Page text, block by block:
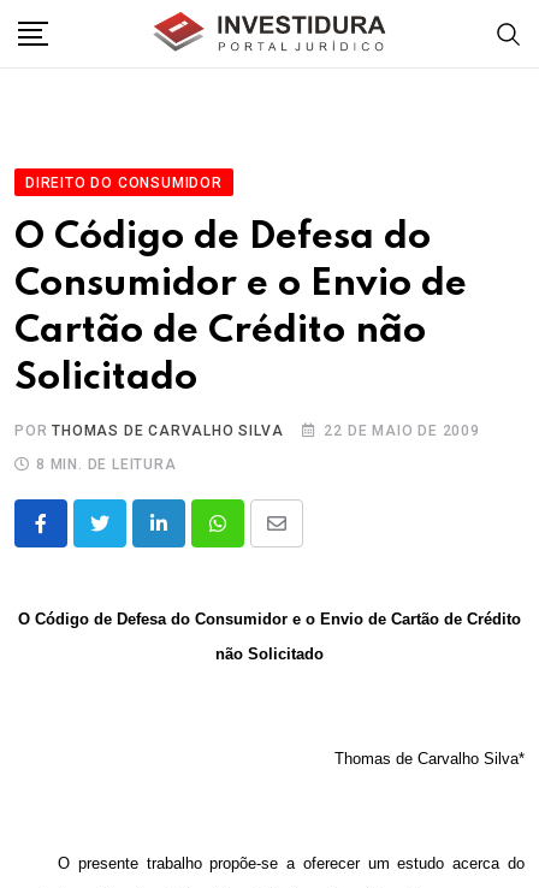
DIREITO DO CONSUMIDOR
O Código de Defesa do
Consumidor e o Envio de
Cartão de Crédito não
Solicitado
PORTHOMAS DE CARVALHO SILVA
22 DE MAIO DE 2009
8 MIN. DE LEITURA
LinkedInWhatsappShare
O Código de Defesa do Consumidor e o Envio de Cartão de Crédito
não Solicitado
Thomas de Carvalho Silva*
O presente trabalho propõe-se a oferecer um estudo acerca do